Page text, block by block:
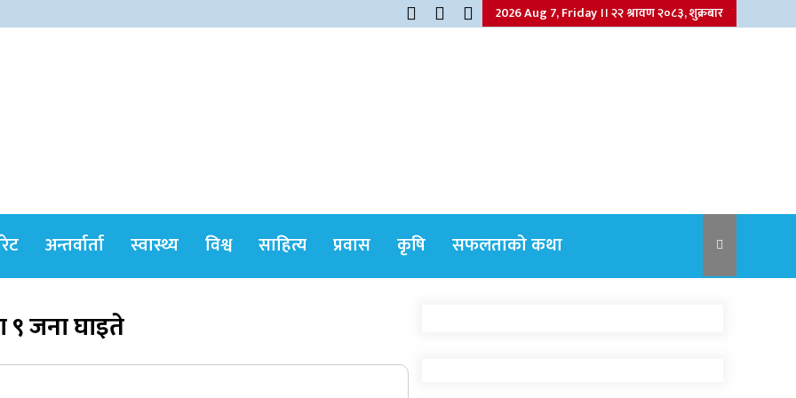
2026 Aug 7, Friday ।। २२ श्रावण २०८३, शुक्रबार
अन्तर्वार्ता स्वास्थ्य विश्व साहित्य प्रवास कृषि सफलताको कथा
सर्वोच्चले खारेज गर्‍यो दानबहादुर बुढाको रिट,
९ जना घाइते